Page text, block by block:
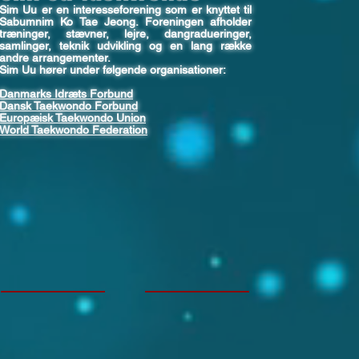
Sim Uu er en interesseforening som er knyttet til
Sabumnim Ko Tae Jeong. Foreningen afholder
træninger, stævner, lejre, dangradueringer,
samlinger, teknik udvikling og en lang række
andre arrangementer.
Sim Uu hører under følgende organisationer:
Danmarks Idræts Forbund
Dansk Taekwondo Forbund
Europæisk Taekwondo Union
World Taekwondo Federation